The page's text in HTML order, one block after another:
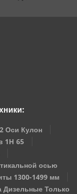
2 Оси Кулон
1H 65
осью
1300-1499 мм
Дизельные Только